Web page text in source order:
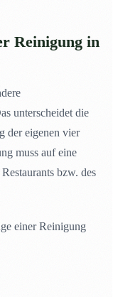
Reinigung in
unterscheidet die
der eigenen vier
muss auf eine
bzw. des
einer Reinigung